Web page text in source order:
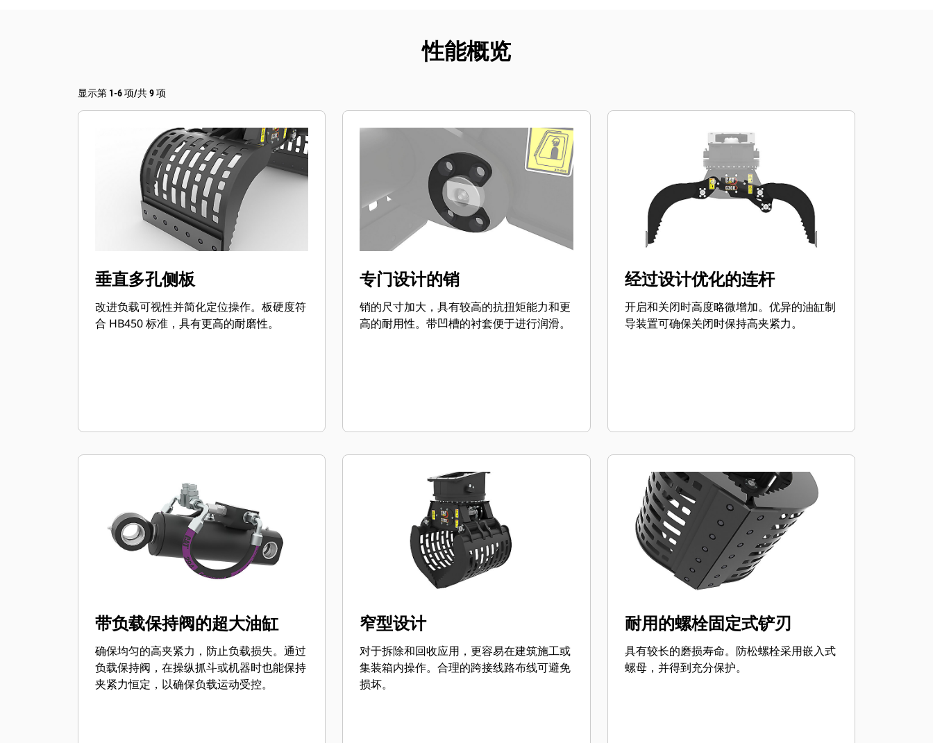
性能概览
显示第 1-6 项/共 9 项
垂直多孔侧板
改进负载可视性并简化定位操作。板硬度符
合 HB450 标准，具有更高的耐磨性。
专门设计的销
销的尺寸加大，具有较高的抗扭矩能力和更
高的耐用性。带凹槽的衬套便于进行润滑。
经过设计优化的连杆
开启和关闭时高度略微增加。优异的油缸制
导装置可确保关闭时保持高夹紧力。
带负载保持阀的超大油缸
确保均匀的高夹紧力，防止负载损失。通过
负载保持阀，在操纵抓斗或机器时也能保持
夹紧力恒定，以确保负载运动受控。
窄型设计
对于拆除和回收应用，更容易在建筑施工或
集装箱内操作。合理的跨接线路布线可避免
损坏。
耐用的螺栓固定式铲刃
具有较长的磨损寿命。防松螺栓采用嵌入式
螺母，并得到充分保护。